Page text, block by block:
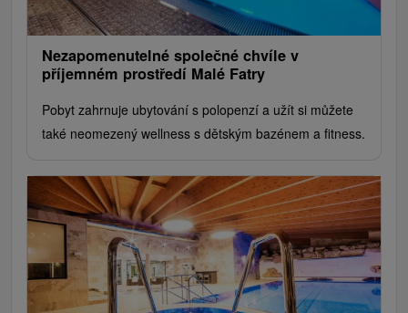
Nezapomenutelné společné chvíle v
příjemném prostředí Malé Fatry
Pobyt zahrnuje ubytování s polopenzí a užít si můžete
také neomezený wellness s dětským bazénem a fitness.